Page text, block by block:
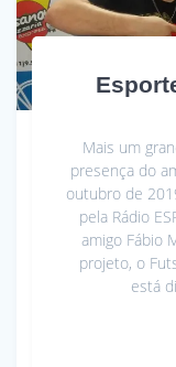
Mais um
presença do
outubro de
pela Rádio
amigo Fábio
projeto, o
está